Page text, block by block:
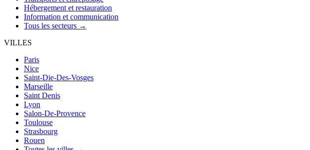
Hébergement et restauration
Information et communication
Tous les secteurs →
VILLES
Paris
Nice
Saint-Die-Des-Vosges
Marseille
Saint Denis
Lyon
Salon-De-Provence
Toulouse
Strasbourg
Rouen